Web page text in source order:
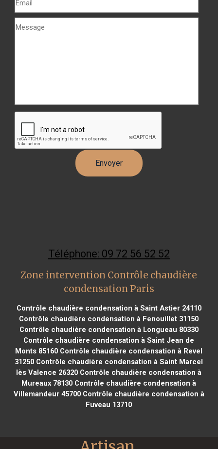
Téléphone: 09 72 56 52 52
Zone intervention Contrôle chaudière
condensation Paris
Contrôle chaudière condensation à Saint Astier 24110
Contrôle chaudière condensation à Fenouillet 31150
Contrôle chaudière condensation à Longueau 80330
Contrôle chaudière condensation à Saint Jean de
Monts 85160 Contrôle chaudière condensation à Revel
31250 Contrôle chaudière condensation à Saint Marcel
lès Valence 26320 Contrôle chaudière condensation à
Mureaux 78130 Contrôle chaudière condensation à
Villemandeur 45700Contrôle chaudière condensation à
Fuveau 13710